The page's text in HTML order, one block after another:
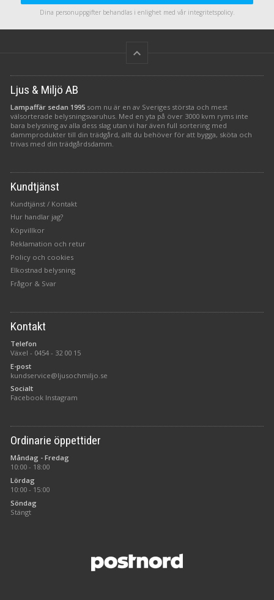
Dina personuppgifter behandlas i enlighet med vår integritetspolicy.
keyboard_arrow_up
Ljus & Miljö AB
Lampaffär sedan 1995 som nu är en av Sveriges största och mest
välsorterade belysningsvaruhus. Med en yta på över 3000 kvm ryms inte
bara belysning av alla dess slag utan vi har även full sortering med
dammprodukter till din trädgård, allt du behöver för att bygga, sköta och
trivas med din trädgårdsdamm.
Kundtjänst
Kundtjänst / Kontakt
Hur handlar jag?
Köpvillkor
Reklamation och retur
Policy och cookies
Elkostnad belysning
Frågor & Svar
Kontakt
Telefon
Växel - 0454 - 32 00 15
E-post
kundservice@ljusochmiljo.se
Socialt
Facebook Instagram
Ordinarie öppettider
Måndag - Fredag
10:00 - 18:00
Lördag
10:00 - 15:00
Söndag
Stängt